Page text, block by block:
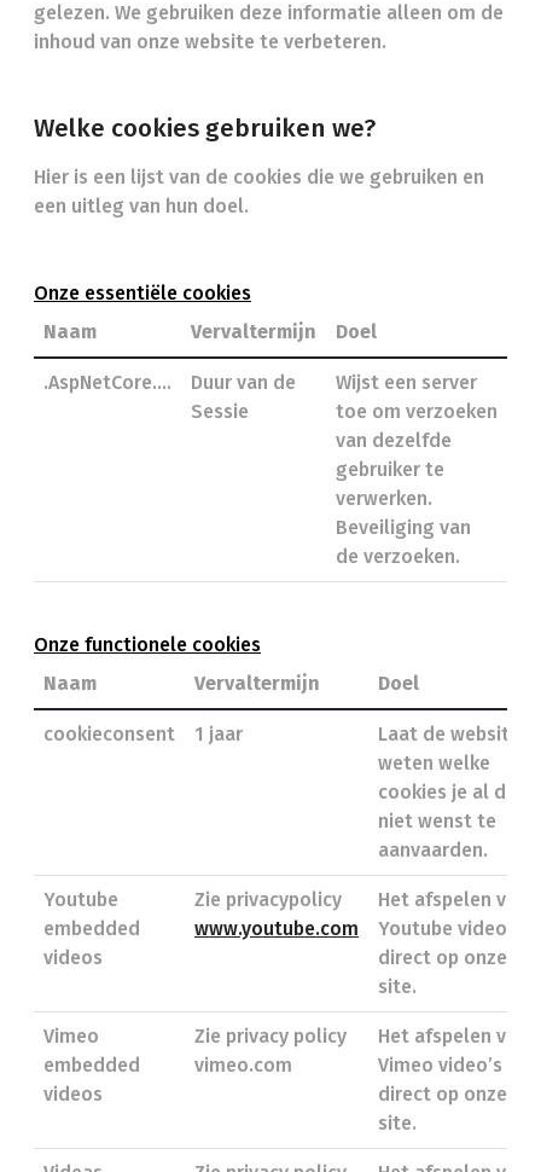
gelezen. We gebruiken deze informatie alleen om de
inhoud van onze website te verbeteren.
Welke cookies gebruiken we?
Hier is een lijst van de cookies die we gebruiken en
een uitleg van hun doel.
Onze essentiële cookies
Naam
Vervaltermijn Doel
.AspNetCore….
Duur van de
Sessie
Wijst een server
toe om verzoeken
van dezelfde
gebruiker te
verwerken.
Beveiliging van
de verzoeken.
Onze functionele cookies
Naam
Vervaltermijn Doel
cookieconsent 1 jaar
Laat de website
weten welke
cookies je al dan
niet wenst te
aanvaarden.
Youtube
embedded
videos
Zie privacypolicy
www.youtube.com
Het afspelen van
Youtube video’s
direct op onze
site.
Vimeo
embedded
videos
Zie privacy policy
vimeo.com
Het afspelen van
Vimeo video’s
direct op onze
site.